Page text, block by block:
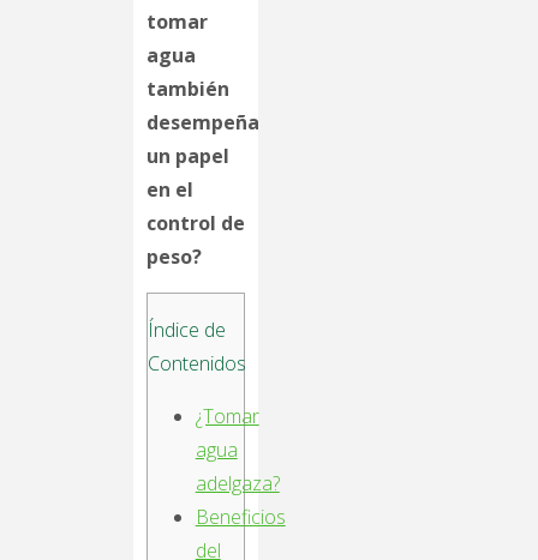
tomar
agua
también
desempeña
un papel
en el
control de
peso?
Índice de
Contenidos
¿Tomar
agua
adelgaza?
Beneficios
del